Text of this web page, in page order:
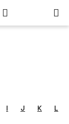
košík
I J K L